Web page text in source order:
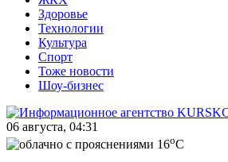
Здоровье
Технологии
Культура
Спорт
Тоже новости
Шоу-бизнес
06 августа, 04:31
16oC